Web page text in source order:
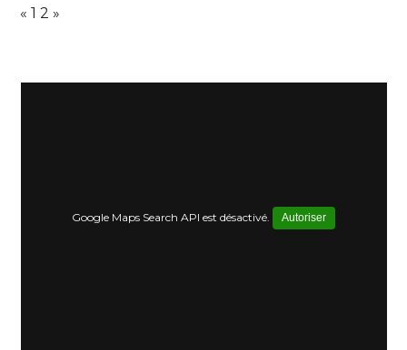
« 1 2 »
Google Maps Search API est désactivé. Autoriser